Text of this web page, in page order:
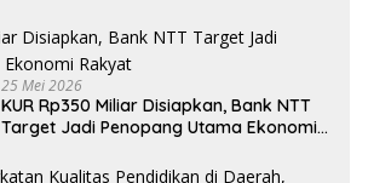
25 Mei 2026
KUR Rp350 Miliar Disiapkan, Bank NTT
Target Jadi Penopang Utama Ekonomi